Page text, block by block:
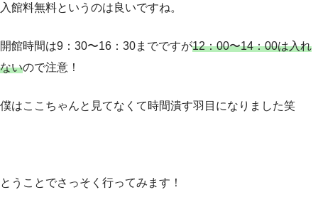
入館料無料というのは良いですね。
開館時間は9：30〜16：30までですが12：00〜14：00は入れ
ないので注意！
僕はここちゃんと見てなくて時間潰す羽目になりました笑
とうことでさっそく行ってみます！